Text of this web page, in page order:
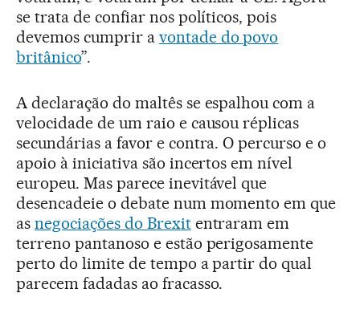
se trata de confiar nos políticos, pois
devemos cumprir a vontade do povo
britânico”.
A declaração do maltês se espalhou com a
velocidade de um raio e causou réplicas
secundárias a favor e contra. O percurso e o
apoio à iniciativa são incertos em nível
europeu. Mas parece inevitável que
desencadeie o debate num momento em que
as negociações do Brexitentraram em
terreno pantanoso e estão perigosamente
perto do limite de tempo a partir do qual
parecem fadadas ao fracasso.